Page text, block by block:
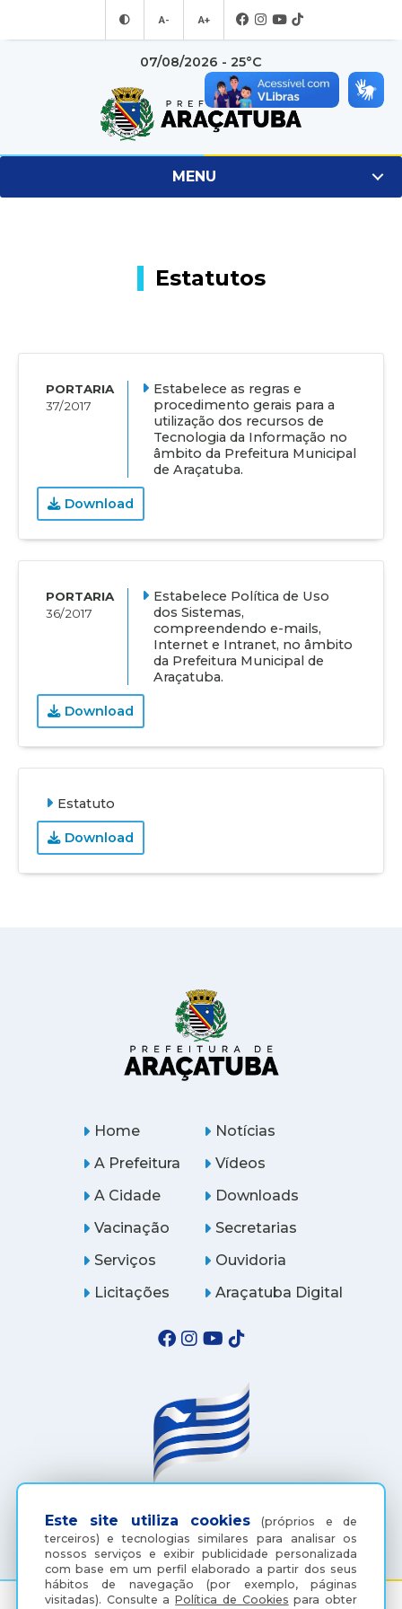
A- A+
07/08/2026 - 25°C
MENU
Estatutos
PORTARIA
37/2017
Estabelece as regras e
procedimento gerais para a
utilização dos recursos de
Tecnologia da Informação no
âmbito da Prefeitura Municipal
de Araçatuba.
Download
PORTARIA
36/2017
Estabelece Política de Uso
dos Sistemas,
compreendendo e-mails,
Internet e Intranet, no âmbito
da Prefeitura Municipal de
Araçatuba.
Download
Estatuto
Download
Este site utiliza cookies (próprios e de
terceiros) e tecnologias similares para analisar os
nossos serviços e exibir publicidade personalizada
com base em um perfil elaborado a partir dos seus
hábitos de navegação (por exemplo, páginas
visitadas). Consulte aPolítica de Cookies para obter
Home
A Prefeitura
A Cidade
Notícias
Vídeos
Downloads
Vacinação
Serviços
Licitações
Secretarias
Ouvidoria
Araçatuba Digital
(18) 3607-6500